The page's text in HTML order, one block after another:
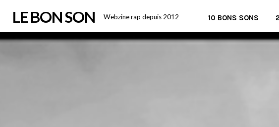
content
LE BON SON Webzine rap depuis 2012 10 BONS SONS